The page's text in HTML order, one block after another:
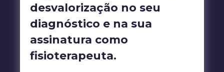
desvalorização no seu
diagnóstico e na sua
assinatura como
fisioterapeuta.